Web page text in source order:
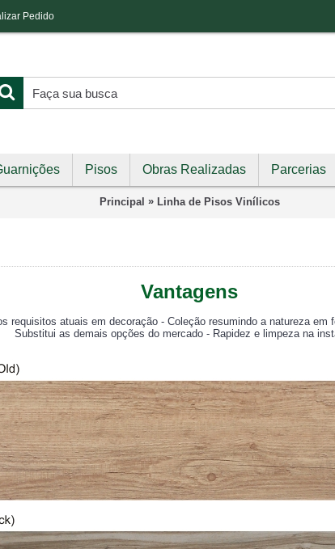
Pedido
Pisos Obras Realizadas Parcerias
Principal » Linha de Pisos Vinílicos
Vantagens
requisitos atuais em decoração - Coleção resumindo a natureza em
Substitui as demais opções do mercado - Rapidez e limpeza na